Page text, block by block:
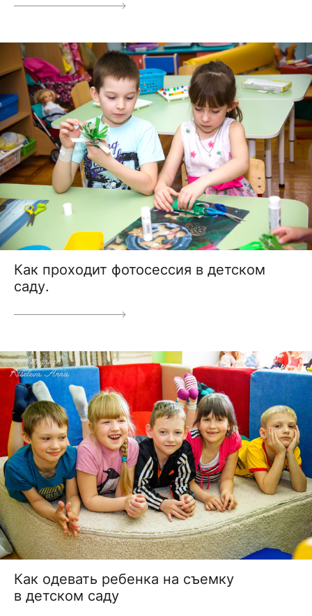
Как проходит фотосессия в детском
саду.
Как одевать ребенка на съемку
в детском саду